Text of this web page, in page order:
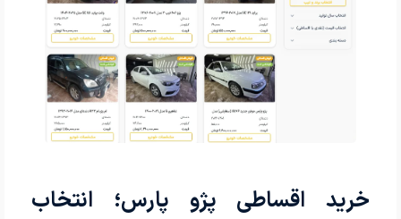
خرید اقساطی پژو پارس؛ انتخاب